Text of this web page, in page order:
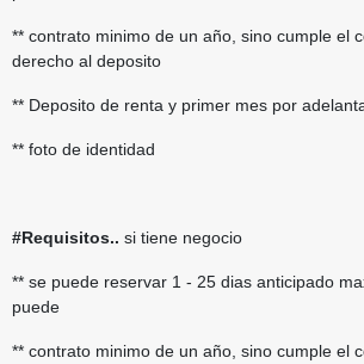
** contrato minimo de un año, sino cumple el
derecho al deposito
** Deposito de renta y primer mes por
** foto de identidad
#Requisitos.. si tiene negocio
** se puede reservar 1 - 25 dias anticipado
puede
** contrato minimo de un año, sino cumple el